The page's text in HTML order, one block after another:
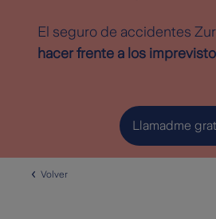
El seguro de accidentes
hacer frente a los
Llamadme
Volver